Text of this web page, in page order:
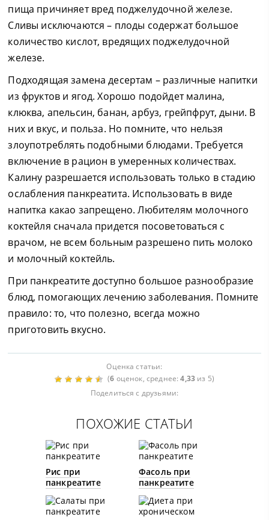
пища причиняет вред поджелудочной железе.
Сливы исключаются – плоды содержат большое
количество кислот, вредящих поджелудочной
железе.
Подходящая замена десертам – различные напитки
из фруктов и ягод. Хорошо подойдет малина,
клюква, апельсин, банан, арбуз, грейпфрут, дыни. В
них и вкус, и польза. Но помните, что нельзя
злоупотреблять подобными блюдами. Требуется
включение в рацион в умеренных количествах.
Калину разрешается использовать только в стадию
ослабления панкреатита. Использовать в виде
напитка какао запрещено. Любителям молочного
коктейля сначала придется посоветоваться с
врачом, не всем больным разрешено пить молоко
и молочный коктейль.
При панкреатите доступно большое разнообразие
блюд, помогающих лечению заболевания. Помните
правило: то, что полезно, всегда можно
приготовить вкусно.
Оценка статьи:
(6 оценок, среднее:4,33 из 5)
Поделиться с друзьями:
ПОХОЖИЕ СТАТЬИ
Рис при
панкреатите
Фасоль при
панкреатите